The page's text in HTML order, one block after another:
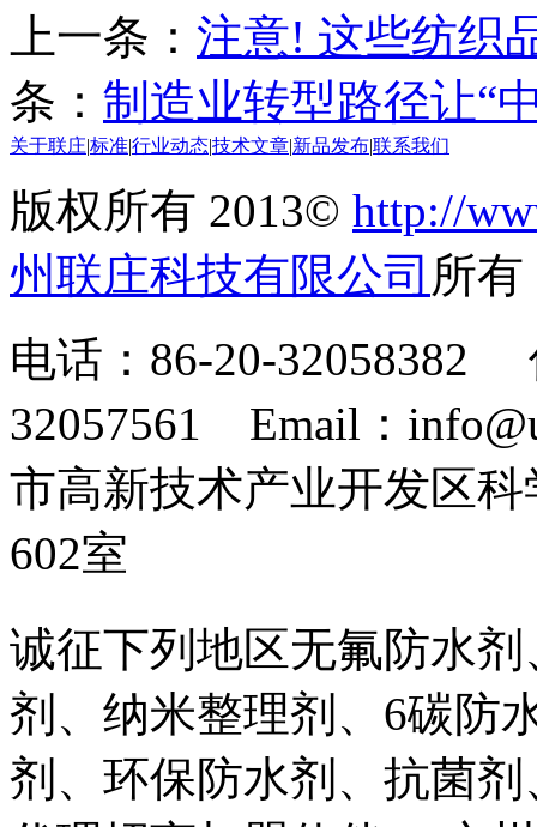
上一条： 注意! 这些纺织
条： 制造业转型路径让“
关于联庄标准行业动态技术文章 新品发布联系我们
版权所有 2013© http://
州联庄科技有限公司 所
电话：86-20-32058382
32057561 Email：
市高新技术产业开发区
602室
诚征下列地区无氟防水
剂、纳米整理剂、6碳防
剂、环保防水剂、抗菌